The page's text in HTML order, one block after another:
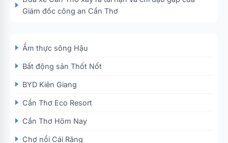
Giám đốc công an Cần Thơ
Ẩm thực sông Hậu
Bất động sản Thốt Nốt
BYD Kiên Giang
Cần Thơ Eco Resort
Cần Thơ Hôm Nay
Chợ nổi Cái Răng